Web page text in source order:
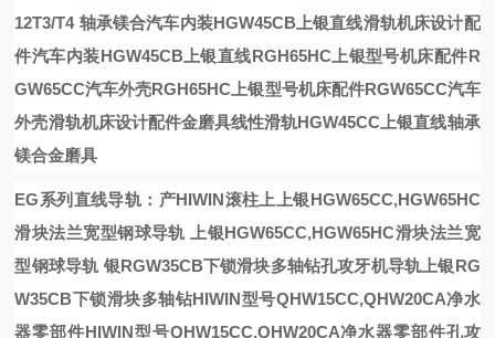
12T3/T4轴承镁合汽车内装HGW45CB上银直线滑轨机床设计配
件汽车内装HGW45CB上银直线RGH65HC上银型号机床配件R
GW65CC汽车外壳RGH65HC上银型号机床配件RGW65CC汽车
外壳滑轨机床设计配件金磨具线性滑轨HGW45CC上银直线轴承
镁合金磨具
EG系列直线导轨：产HIWIN滚柱 上 上银HGW65CC,HGW65HC
滑块法兰宽型钢球导轨
上银HGW65CC,HGW65HC滑块法兰宽
型钢球导轨 银RGW35CB下锁滑块多轴钻孔攻牙机导轨 上银RG
W35CB下锁滑块多轴钻HIWIN型号QHW15CC,QHW20CA净水
器零部件HIWIN型号QHW15CC,QHW20CA净水器零部件孔攻